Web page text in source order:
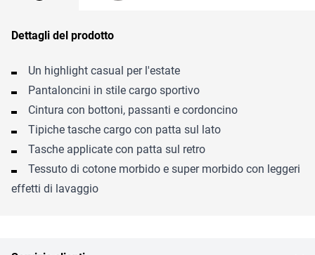
Dettagli del prodotto
Un highlight casual per l'estate
Pantaloncini in stile cargo sportivo
Cintura con bottoni, passanti e cordoncino
Tipiche tasche cargo con patta sul lato
Tasche applicate con patta sul retro
Tessuto di cotone morbido e super morbido con leggeri
effetti di lavaggio